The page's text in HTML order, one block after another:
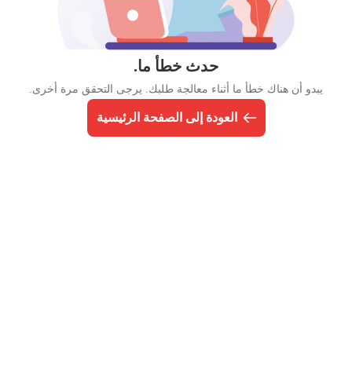
حدث خطأ ما.
يبدو أن هناك خطأ ما أثناء معالجة طلبك. يرجى التحقق مرة أخرى.
العودة إلى الصفحة الرئيسية